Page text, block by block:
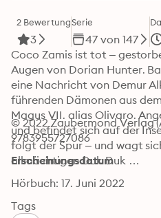
2 Bewertung
3
Serie
47 von 147
Coco Zamis ist tot –
Augen von Dorian Hunter.
eine Nachricht von Demur
führenden Dämonen aus
Magus VII. alias Olivaro.
und befindet sich auf der
folgt der Spur – und wagt
allmächtigen Duk Duk …
© 2022 Zaubermond Verlag
9783955727086
Erscheinungsdatum
Hörbuch: 17. Juni 2022
Tags